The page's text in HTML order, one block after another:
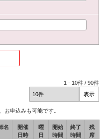
1 - 10件 /90件
お申込みも可能です。
名
開催
日時
曜
日
開始
時間
終了
時間
残
席